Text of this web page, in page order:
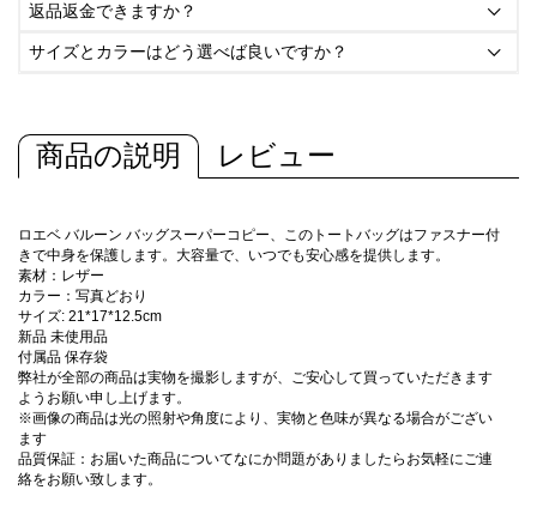
返品返金できますか？ 
サイズとカラーはどう選べば良いですか？ 
商品の説明 レビュー
ロエベ バルーン バッグスーパーコピー、このトートバッグはファスナー付
きで中身を保護します。大容量で、いつでも安心感を提供します。
素材：レザー
カラー：写真どおり
サイズ: 21*17*12.5cm
新品 未使用品
付属品 保存袋
弊社が全部の商品は実物を撮影しますが、ご安心して買っていただきます
ようお願い申し上げます。
※画像の商品は光の照射や角度により、実物と色味が異なる場合がござい
ます
品質保証：お届いた商品についてなにか問題がありましたらお気軽にご連
絡をお願い致します。